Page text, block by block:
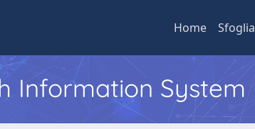
Home Sfoglia
Information System